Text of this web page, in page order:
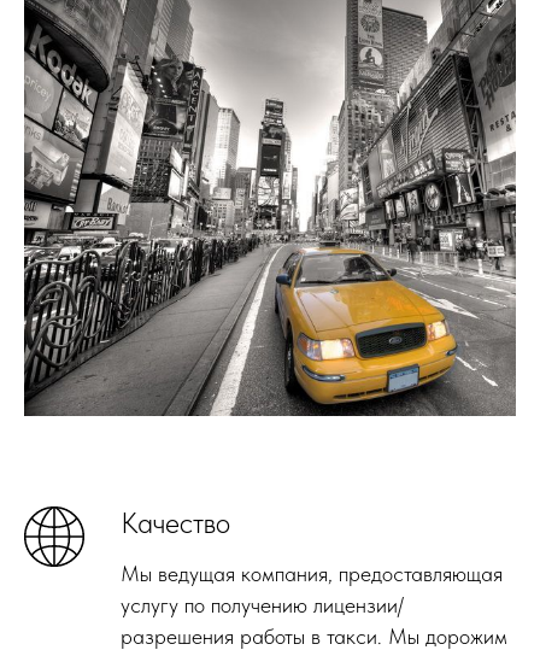
Качество
Мы ведущая компания, предоставляющая
услугу по получению лицензии/
разрешения работы в такси. Мы дорожим